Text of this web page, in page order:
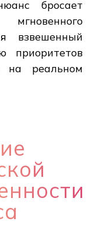
бросает
взвешенный
приоритетов
на реальном